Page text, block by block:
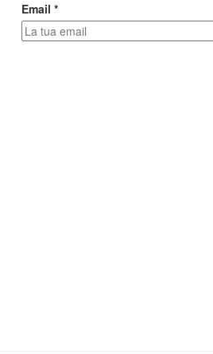
Email *